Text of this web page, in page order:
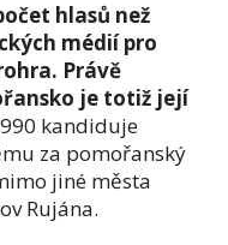
hlasů než
médií pro
Právě
je totiž její
kandiduje
za pomořanský
jiné města
Rujána.